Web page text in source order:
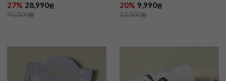
27% 28,990원
40,000원
20% 9,990원
12,500원